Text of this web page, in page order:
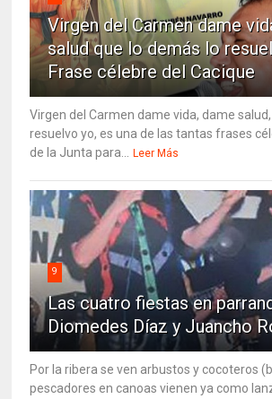
Virgen del Carmen dame
salud que lo demás lo
Frase célebre del Cacique
Virgen del Carmen dame vida, dame
resuelvo yo, es una de las tantas frases
de la Junta para... Leer Más
9
Las cuatro fiestas en
Diomedes Díaz y Juancho
Por la ribera se ven arbustos y cocoteros
pescadores en canoas vienen ya como